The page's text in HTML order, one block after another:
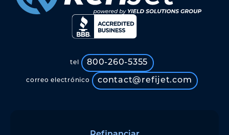
tel 800-260-5355
correo electrónico contact@refijet.com